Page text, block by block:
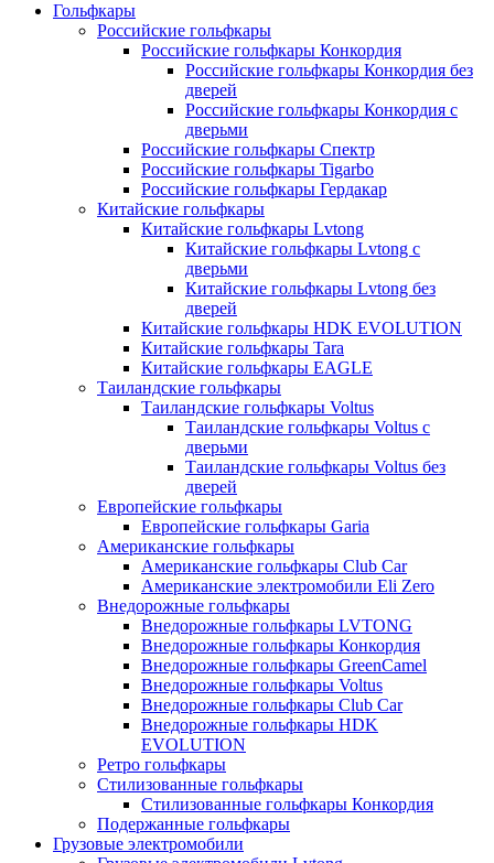
Гольфкары
Российские гольфкары
Российские гольфкары Конкордия
Российские гольфкары Конкордия без
дверей
Российские гольфкары Конкордия с
дверьми
Российские гольфкары Спектр
Российские гольфкары Tigarbo
Российские гольфкары Гердакар
Китайские гольфкары
Китайские гольфкары Lvtong
Китайские гольфкары Lvtong с
дверьми
Китайские гольфкары Lvtong без
дверей
Китайские гольфкары HDK EVOLUTION
Китайские гольфкары Tara
Китайские гольфкары EAGLE
Таиландские гольфкары
Таиландские гольфкары Voltus
Таиландские гольфкары Voltus с
дверьми
Таиландские гольфкары Voltus без
дверей
Европейские гольфкары
Европейские гольфкары Garia
Американские гольфкары
Американские гольфкары Club Car
Американские электромобили Eli Zero
Внедорожные гольфкары
Внедорожные гольфкары LVTONG
Внедорожные гольфкары Конкордия
Внедорожные гольфкары GreenCamel
Внедорожные гольфкары Voltus
Внедорожные гольфкары Club Car
Внедорожные гольфкары HDK
EVOLUTION
Ретро гольфкары
Стилизованные гольфкары
Стилизованные гольфкары Конкордия
Подержанные гольфкары
Грузовые электромобили